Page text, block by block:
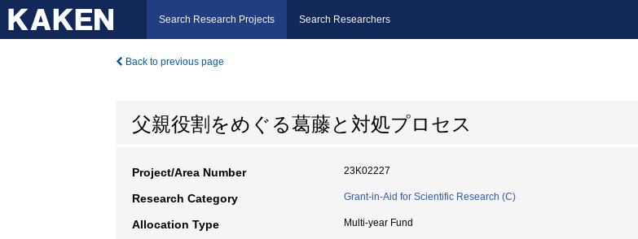
Search Research Projects Search Researchers
Back to previous page
父親役割をめぐる葛藤と対処プロセス
Project/Area Number 23K02227
Research Category Grant-in-Aid for Scientific Research (C)
Allocation Type Multi-year Fund